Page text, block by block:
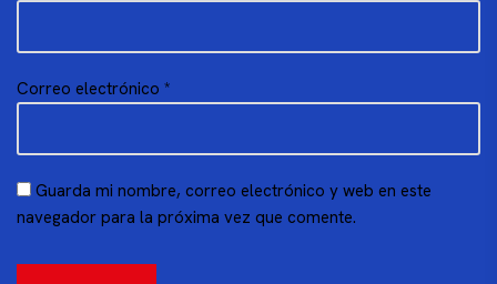
Correo electrónico *
Guarda mi nombre, correo electrónico y web en este
navegador para la próxima vez que comente.